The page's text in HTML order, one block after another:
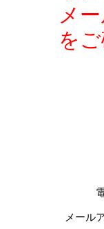
メ
を
メール